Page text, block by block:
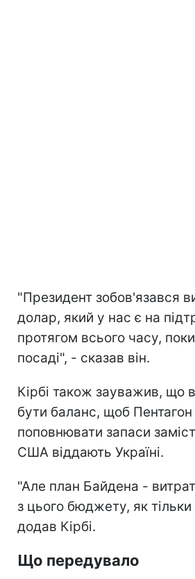
"Президент зобов'язався
долар, який у нас є на
протягом всього часу,
посаді", - сказав він.
Кірбі також зауважив, що
бути баланс, щоб Пентагон
поповнювати запаси
США віддають Україні.
"Але план Байдена -
з цього бюджету, як
додав Кірбі.
Що передувало